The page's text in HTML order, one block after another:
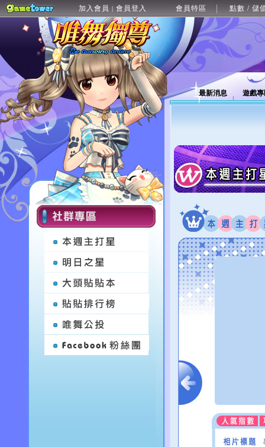
加入會員 | 會員登入 會員特區 點數 / 儲
最新消息 遊戲